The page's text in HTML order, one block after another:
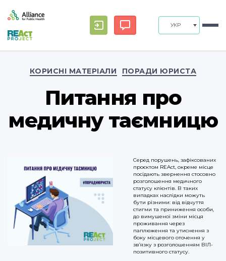
УКР
КОРИСНІ МАТЕРІАЛИ ПОРАДИ ЮРИСТА
Питання про
медичну таємницю
Серед порушень, зафіксованих
проєктом REAct, окреме місце
посідають звернення стосовно
розголошення медичного
статусу клієнтів. В таких
випадках наслідки можуть
бути різними: від відчуття
стигми та приниження особи,
до вимушеної зміни місця
проживання через
паплюження та утиснення з
боку місцевого оточення у
зв’язку з розголошенням ВІЛ-
позитивного статусу.